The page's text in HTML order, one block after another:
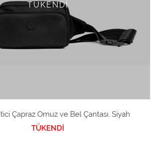
TÜKENDİ
Çapraz Omuz ve Bel Çantası, Siyah
TÜKENDİ